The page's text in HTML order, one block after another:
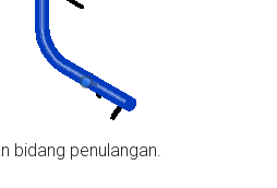
bidang penulangan.